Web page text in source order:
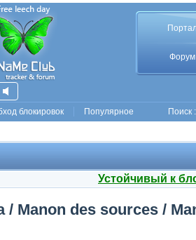
Портал
Форум
блокировок Популярное Поиск :
Устойчивый к
/ Manon des sources /